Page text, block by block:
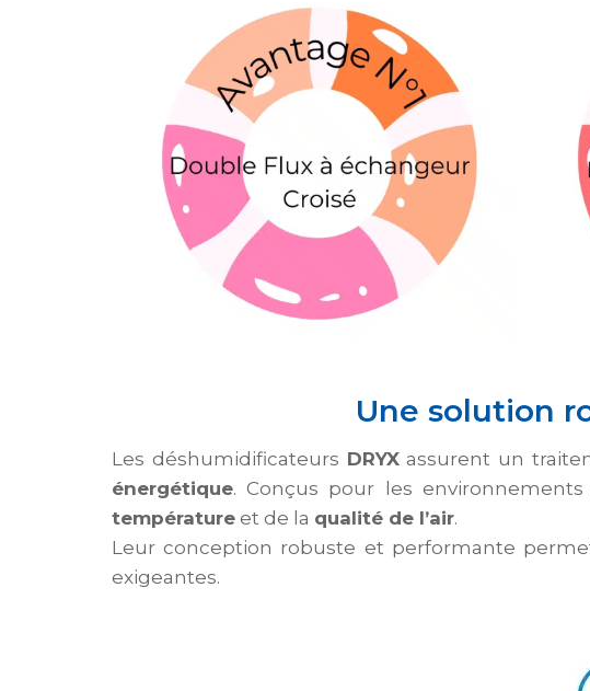
Une solution
Les déshumidificateurs DRYXassurent un
énergétique. Conçus pour les
température et de la qualité de l’air.
Leur conception robuste et performante
exigeantes.